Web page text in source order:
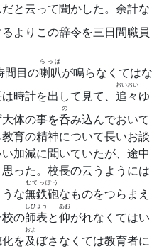
と云って聞かした。余計な
よりこの辞令を三日間職員
間目の喇叭
らっぱ
が鳴らなくてはな
時計を出して見て、 追々
おいおい
ゆ
体の事を呑
の
み込んでおいて
育の精神について長いお談
加減に聞いていたが、途中
った。校長の云うようには
な無鉄砲
むてっぽう
なものをつらまえ
の師表
しひょう
と仰
あお
がれなくてはい
を及
およ
ぼさなくては教育者に